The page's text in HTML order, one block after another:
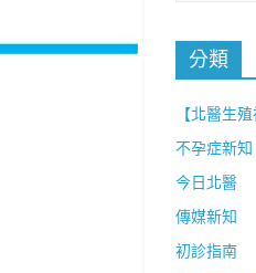
分類
【北醫生
不孕症新知
今日北醫
傳媒新知
初診指南